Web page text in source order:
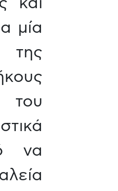
και
μία
της
του
να